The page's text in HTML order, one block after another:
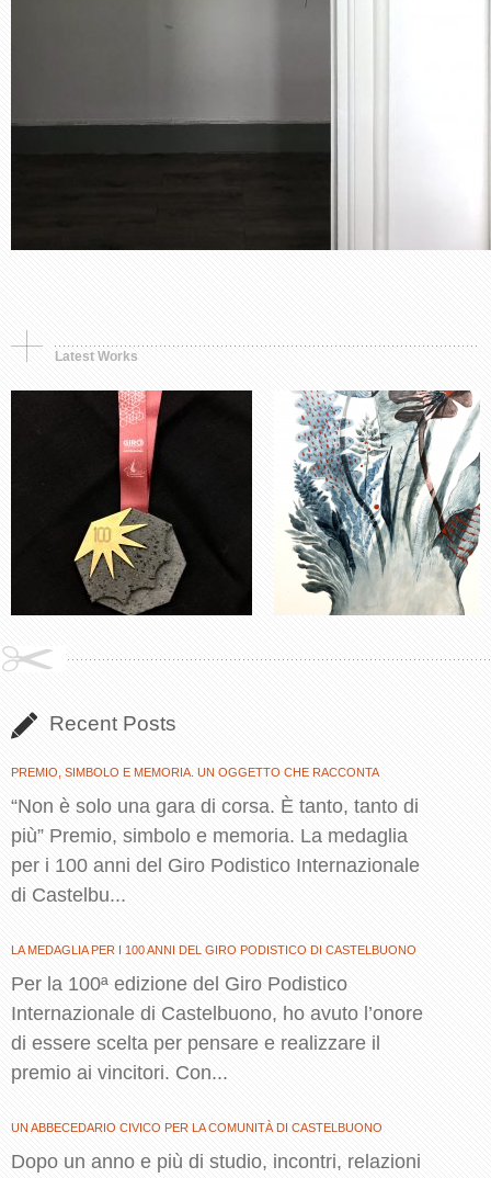
Latest Works
memoria
Storia di una fioritura
Recent Posts
PREMIO, SIMBOLO E MEMORIA. UN OGGETTO CHE RACCONTA
“Non è solo una gara di corsa. È tanto, tanto di
più” Premio, simbolo e memoria. La medaglia
per i 100 anni del Giro Podistico Internazionale
di Castelbu...
LA MEDAGLIA PER I 100 ANNI DEL GIRO PODISTICO DI CASTELBUONO
Per la 100ª edizione del Giro Podistico
Internazionale di Castelbuono, ho avuto l’onore
di essere scelta per pensare e realizzare il
premio ai vincitori. Con...
UN ABBECEDARIO CIVICO PER LA COMUNITÀ DI CASTELBUONO
Dopo un anno e più di studio, incontri, relazioni